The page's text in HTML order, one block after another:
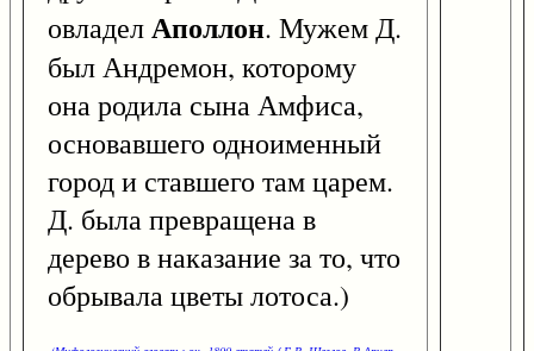
овладелАполлон. Мужем Д.
был Андремон, которому
она родила сына Амфиса,
основавшего одноименный
город и ставшего там царем.
Д. была превращена в
дерево в наказание за то, что
обрывала цветы лотоса.)